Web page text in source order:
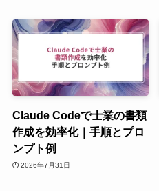
Claude Codeで士業の書類
作成を効率化｜手順とプロ
ンプト例
2026年7月31日